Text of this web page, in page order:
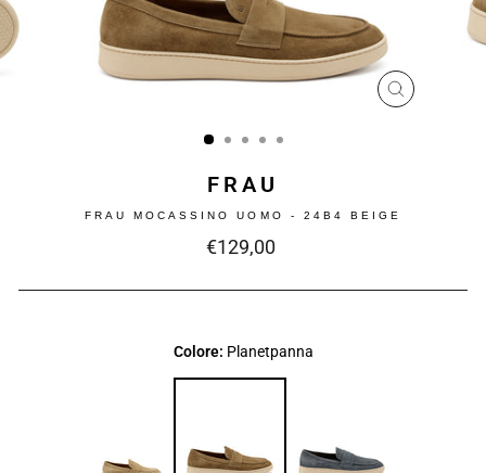
CHIUDI
FRAU
FRAU MOCASSINO UOMO - 24B4 BEIGE
Prezzo
€129,00
Colore: Planetpanna